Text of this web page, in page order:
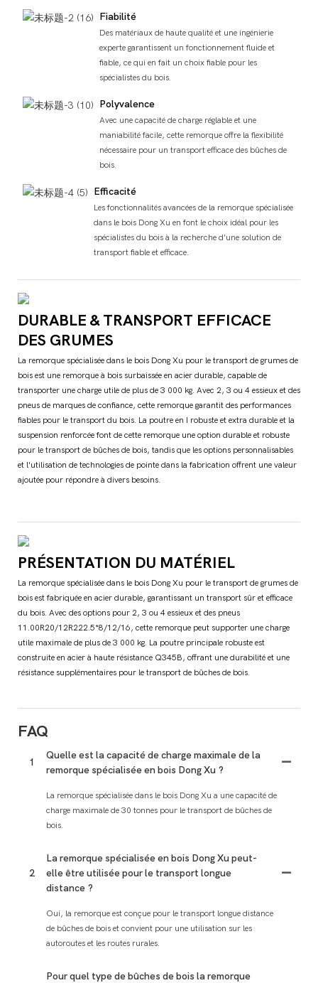
Fiabilité
Des matériaux de haute qualité et une ingénierie
experte garantissent un fonctionnement fluide et
fiable, ce qui en fait un choix fiable pour les
spécialistes du bois.
Polyvalence
Avec une capacité de charge réglable et une
maniabilité facile, cette remorque offre la flexibilité
nécessaire pour un transport efficace des bûches de
bois.
Efficacité
Les fonctionnalités avancées de la remorque spécialisée
dans le bois Dong Xu en font le choix idéal pour les
spécialistes du bois à la recherche d'une solution de
transport fiable et efficace.
DURABLE & TRANSPORT EFFICACE
DES GRUMES
La remorque spécialisée dans le bois Dong Xu pour le transport de grumes de
bois est une remorque à bois surbaissée en acier durable, capable de
transporter une charge utile de plus de 3 000 kg. Avec 2, 3 ou 4 essieux et des
pneus de marques de confiance, cette remorque garantit des performances
fiables pour le transport du bois. La poutre en I robuste et extra durable et la
suspension renforcée font de cette remorque une option durable et robuste
pour le transport de bûches de bois, tandis que les options personnalisables
et l'utilisation de technologies de pointe dans la fabrication offrent une valeur
ajoutée pour répondre à divers besoins.
PRÉSENTATION DU MATÉRIEL
La remorque spécialisée dans le bois Dong Xu pour le transport de grumes de
bois est fabriquée en acier durable, garantissant un transport sûr et efficace
du bois. Avec des options pour 2, 3 ou 4 essieux et des pneus
11.00R20/12R222.5*8/12/16, cette remorque peut supporter une charge
utile maximale de plus de 3 000 kg. La poutre principale robuste est
construite en acier à haute résistance Q345B, offrant une durabilité et une
résistance supplémentaires pour le transport de bûches de bois.
FAQ
1
Quelle est la capacité de charge maximale de la
remorque spécialisée en bois Dong Xu ?
La remorque spécialisée dans le bois Dong Xu a une capacité de
charge maximale de 30 tonnes pour le transport de bûches de
bois.
2
La remorque spécialisée en bois Dong Xu peut-
elle être utilisée pour le transport longue
distance ?
Oui, la remorque est conçue pour le transport longue distance
de bûches de bois et convient pour une utilisation sur les
autoroutes et les routes rurales.
Pour quel type de bûches de bois la remorque